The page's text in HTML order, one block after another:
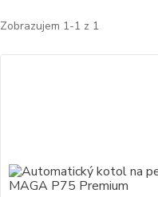
Zobrazujem 1-1 z 1